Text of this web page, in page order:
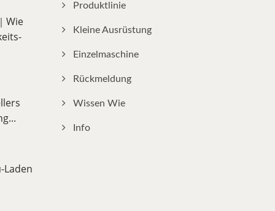
Wie
Laden
Produktlinie
Kleine Ausrüstung
Einzelmaschine
Rückmeldung
Wissen Wie
Info